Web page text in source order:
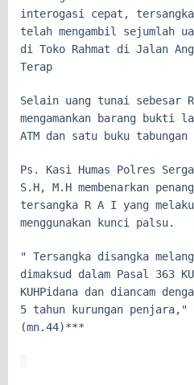
interogasi cepat, tersangka
telah mengambil sejumlah
di Toko Rahmat di Jalan
Terap
Selain uang tunai sebesar
mengamankan barang bukti
ATM dan satu buku tabungan
Ps. Kasi Humas Polres
S.H, M.H membenarkan
tersangka R A I yang
menggunakan kunci palsu.
" Tersangka disangka
dimaksud dalam Pasal 363
KUHPidana dan diancam
5 tahun kurungan penjara,"
(mn.44)***